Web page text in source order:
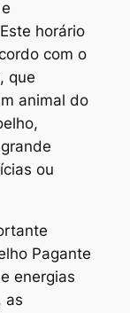
horário
com o
que
animal do
ou
Pagante
energias
as